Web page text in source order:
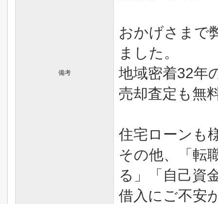
備考
おかげさまで
ました。
地域密着32年
売却査定も無
住宅ローンも
その他、「転
る」「自己資
借入にご不安